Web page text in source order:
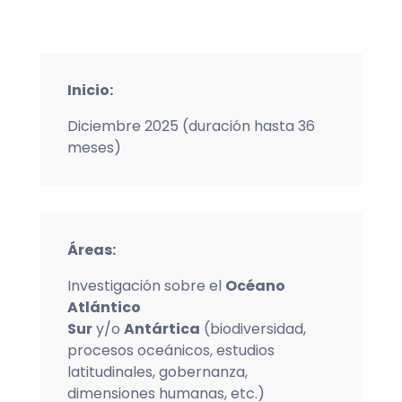
Inicio:
Diciembre 2025 (duración hasta 36
meses)
Áreas:
Investigación sobre el Océano
Atlántico
Sury/o Antártica (biodiversidad,
procesos oceánicos, estudios
latitudinales, gobernanza,
dimensiones humanas, etc.)